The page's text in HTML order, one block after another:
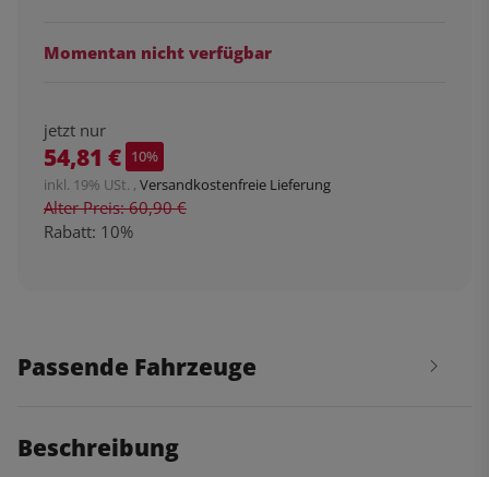
Momentan nicht verfügbar
jetzt nur
54,81 € 10%
inkl. 19% USt. , Versandkostenfreie Lieferung
Alter Preis: 60,90 €
Rabatt: 10%
Passende Fahrzeuge
Beschreibung